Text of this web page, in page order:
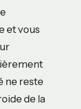
et vous
ne reste
de la